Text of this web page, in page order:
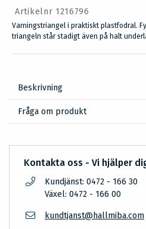
Artikelnr 1216796
Varningstriangel i praktiskt plastfodral.
triangeln står stadigt även på halt
Beskrivning
Fråga om produkt
Kontakta oss - Vi hjälper
Kundjänst: 0472 - 166 30
Växel: 0472 - 166 00
kundtjanst@hallmiba.com